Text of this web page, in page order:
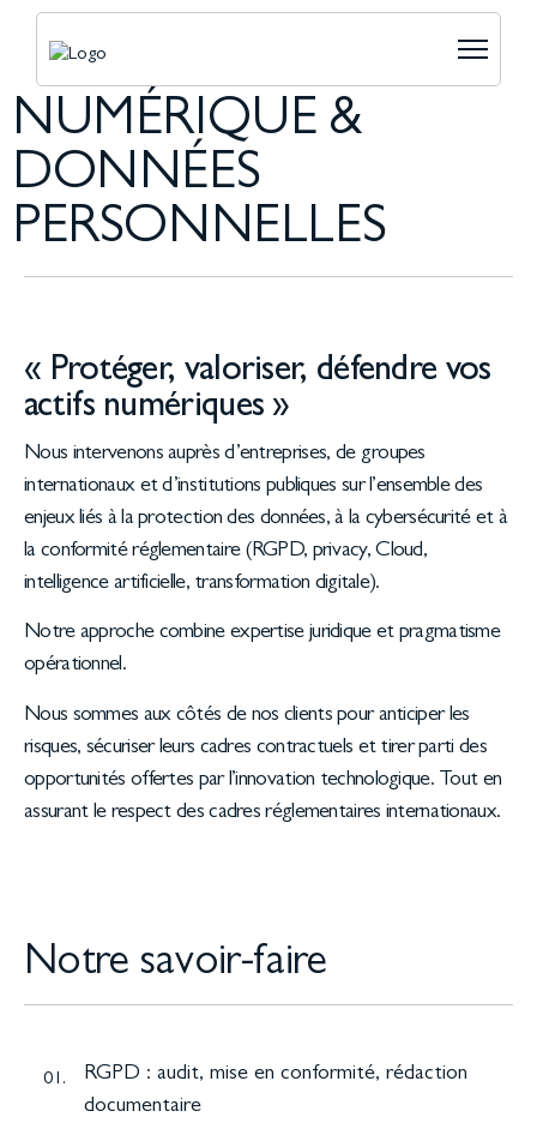
NUMÉRIQUE &
DONNÉES
PERSONNELLES
« Protéger, valoriser, défendre vos
actifs numériques »
Nous intervenons auprès d’entreprises, de groupes
internationaux et d’institutions publiques sur l’ensemble des
enjeux liés à la protection des données, à la cybersécurité et à
la conformité réglementaire (RGPD, privacy, Cloud,
intelligence artificielle, transformation digitale).
Notre approche combine expertise juridique et pragmatisme
opérationnel.
Nous sommes aux côtés de nos clients pour anticiper les
risques, sécuriser leurs cadres contractuels et tirer parti des
opportunités offertes par l’innovation technologique. Tout en
assurant le respect des cadres réglementaires internationaux.
Notre savoir-faire
01.
RGPD : audit, mise en conformité, rédaction
documentaire